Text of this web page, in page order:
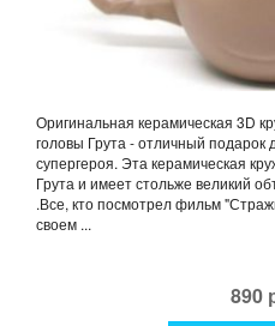
Оригинальная керамическая 3D
головы Грута - отличный подарок
супергероя. Эта керамическая
Грута и имеет стольже великий
.Все, кто посмотрел фильм
своем ...
890